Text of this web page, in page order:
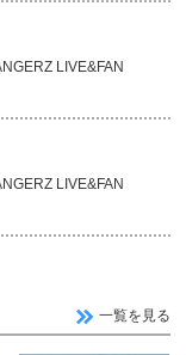
LIVE&FAN
LIVE&FAN
一覧を見る